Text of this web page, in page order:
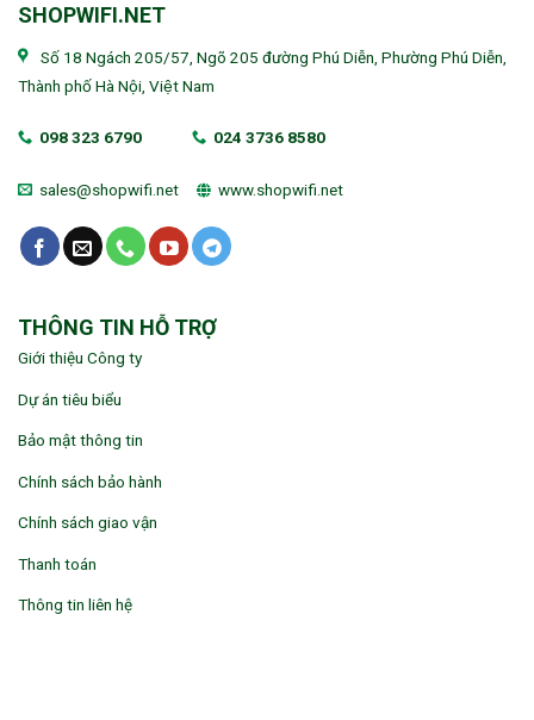
SHOPWIFI.NET
Số 18 Ngách 205/57, Ngõ 205 đường Phú Diễn, Phường Phú Diễn,
Thành phố Hà Nội, Việt Nam
098 323 6790 024 3736 8580
sales@shopwifi.net www.shopwifi.net
THÔNG TIN HỖ TRỢ
Giới thiệu Công ty
Dự án tiêu biểu
Bảo mật thông tin
Chính sách bảo hành
Chính sách giao vận
Thanh toán
Thông tin liên hệ